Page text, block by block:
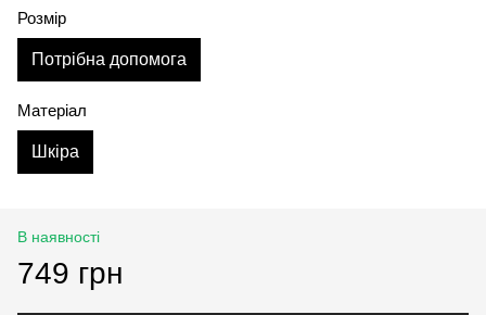
Розмір
Потрібна допомога
Матеріал
Шкіра
В наявності
749 грн